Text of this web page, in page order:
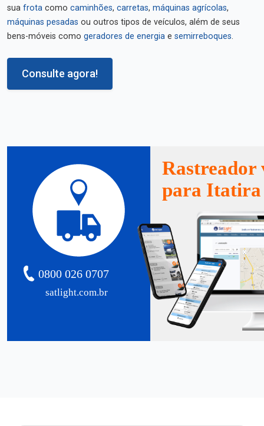
sua frota como caminhões, carretas, máquinas agrícolas,
máquinas pesadas ou outros tipos de veículos, além de seus
bens-móveis como geradores de energia e semirreboques.
Consulte agora!
satlight.com.br
0800 026 0707
Rastreador
para Itatira